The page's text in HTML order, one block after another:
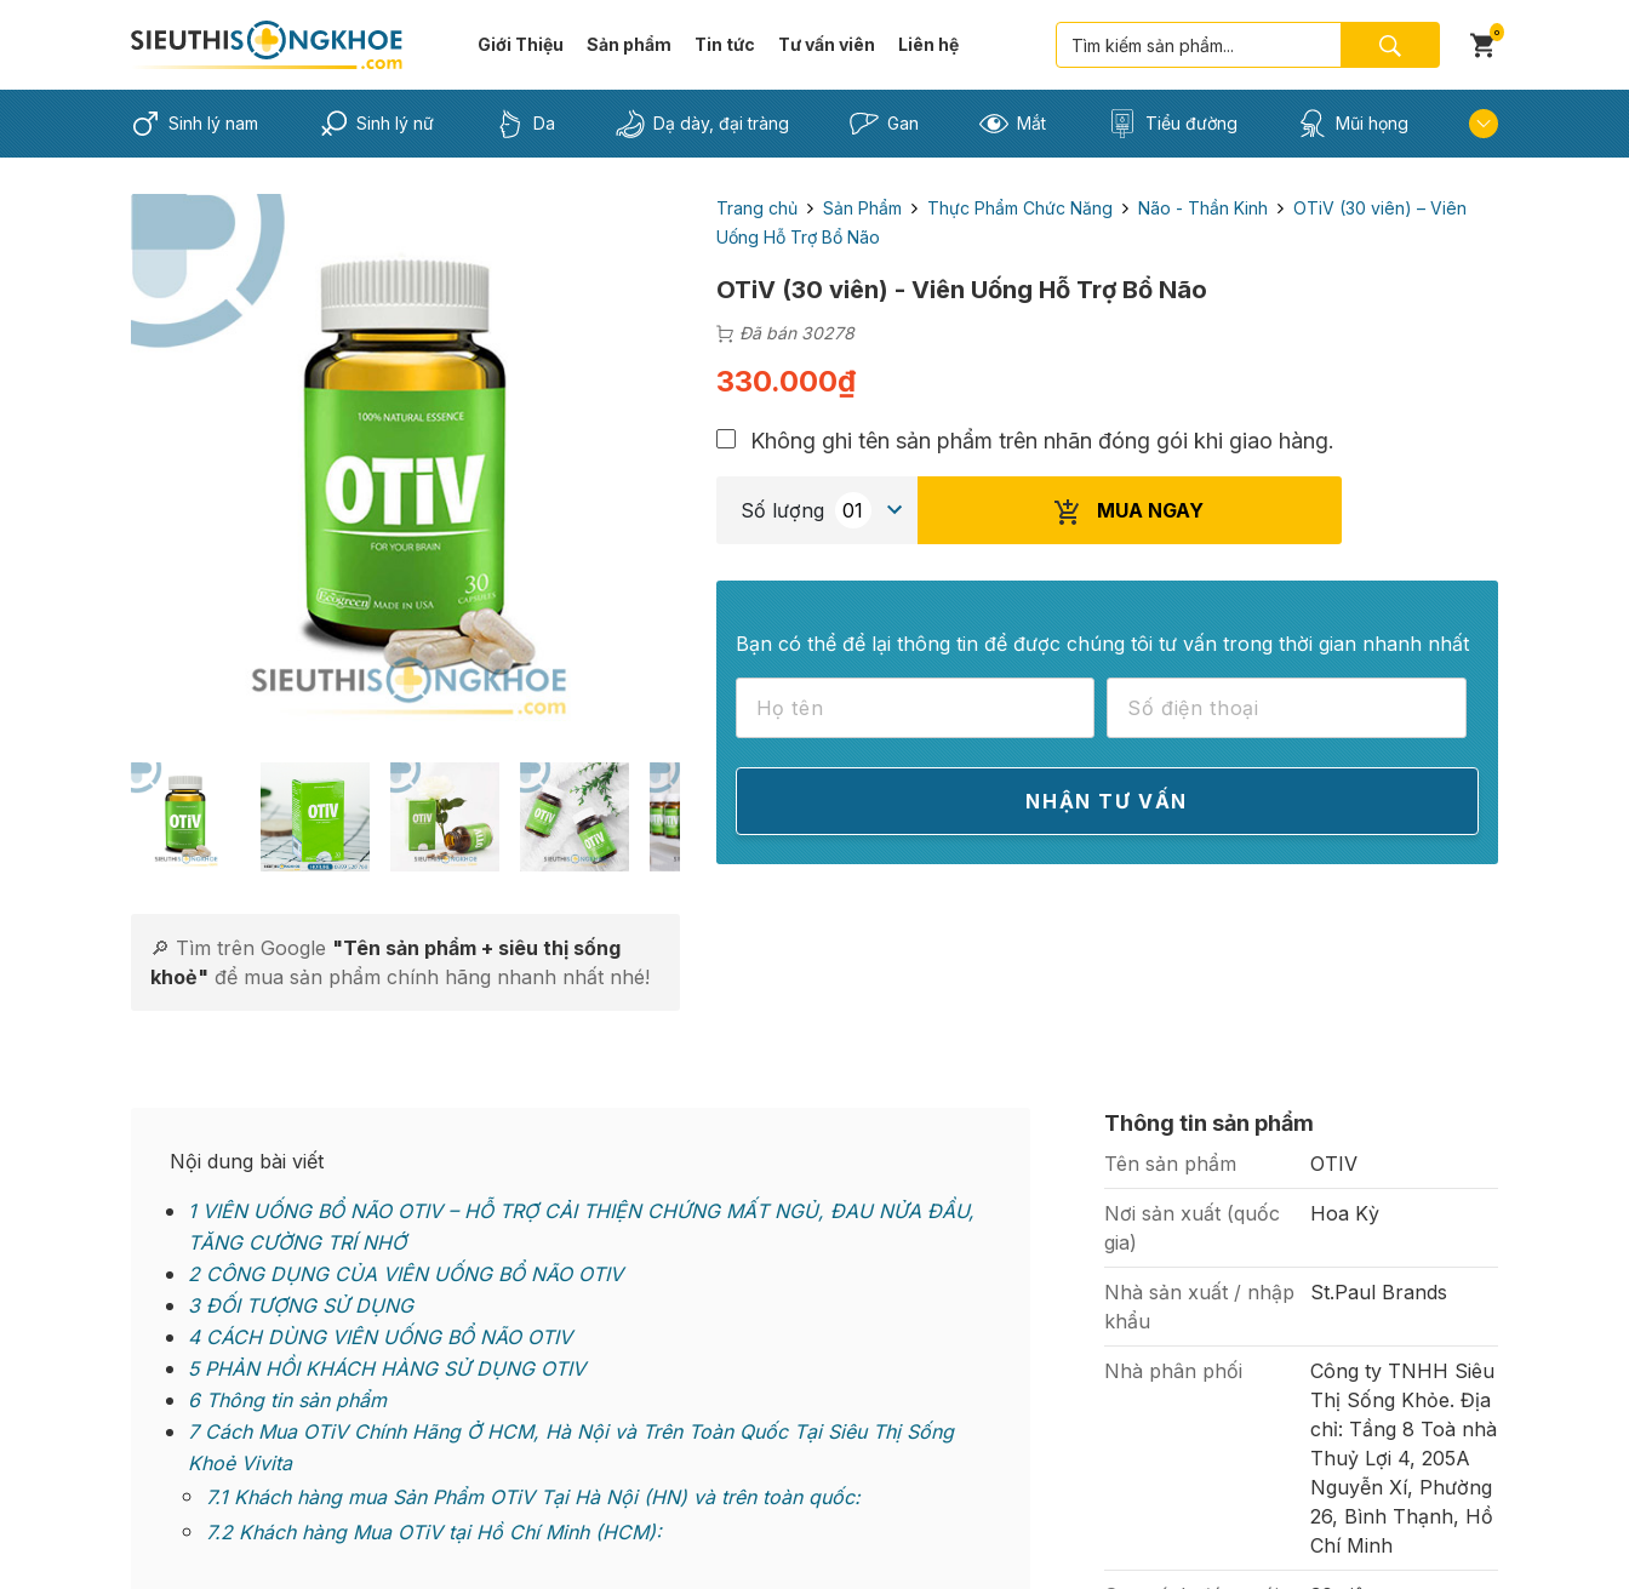
Giới Thiệu Sản phẩm Tin tức Tư vấn viên Liên hệ
0
Sinh lý nam Sinh lý nữ Da Dạ dày, đại tràng Gan Mắt Tiểu đường Mũi họng
🔎 Tìm trên Google "Tên sản phẩm + siêu thị sống
khoẻ" để mua sản phẩm chính hãng nhanh nhất nhé!
Trang chủ Sản Phẩm Thực Phẩm Chức Năng Não - Thần Kinh
OTiV (30 viên) – Viên
Uống Hỗ Trợ Bổ Não
OTiV (30 viên) - Viên Uống Hỗ Trợ Bổ Não
Đã bán 30278
330.000₫
Không ghi tên sản phẩm trên nhãn đóng gói khi giao hàng.
Số lượng MUA NGAY
Bạn có thể để lại thông tin để được chúng tôi tư vấn trong thời gian nhanh nhất
Nội dung bài viết
1VIÊN UỐNG BỔ NÃO OTIV – HỖ TRỢ CẢI THIỆN CHỨNG MẤT NGỦ, ĐAU NỬA ĐẦU,
TĂNG CƯỜNG TRÍ NHỚ
2CÔNG DỤNG CỦA VIÊN UỐNG BỔ NÃO OTIV
3ĐỐI TƯỢNG SỬ DỤNG
4CÁCH DÙNG VIÊN UỐNG BỔ NÃO OTIV
5PHẢN HỒI KHÁCH HÀNG SỬ DỤNG OTIV
6Thông tin sản phẩm
7Cách Mua OTiV Chính Hãng Ở HCM, Hà Nội và Trên Toàn Quốc Tại Siêu Thị Sống
Khoẻ Vivita
7.1Khách hàng mua Sản Phẩm OTiV Tại Hà Nội (HN) và trên toàn quốc:
7.2Khách hàng Mua OTiV tại Hồ Chí Minh (HCM):
Thông tin sản phẩm
Tên sản phẩm OTIV
Nơi sản xuất (quốc
gia)
Hoa Kỳ
Nhà sản xuất / nhập
khẩu
St.Paul Brands
Nhà phân phối
Công ty TNHH Siêu
Thị Sống Khỏe. Địa
chỉ: Tầng 8 Toà nhà
Thuỷ Lợi 4, 205A
Nguyễn Xí, Phường
26, Bình Thạnh, Hồ
Chí Minh